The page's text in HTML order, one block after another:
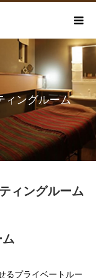
ィングルーム
ィングルーム
るプライベートルー